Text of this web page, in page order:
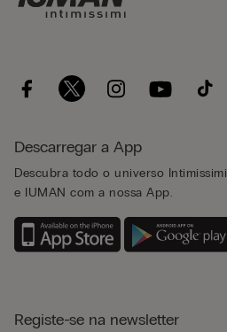
Descarregar a App
Descubra todo o universo Intimissimi
e IUMAN com a nossa App.
Registe-se na newsletter